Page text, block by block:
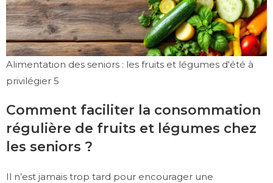
Alimentation des seniors : les fruits et légumes d'été à
privilégier 5
Comment faciliter la consommation
régulière de fruits et légumes chez
les seniors ?
Il n’est jamais trop tard pour encourager une